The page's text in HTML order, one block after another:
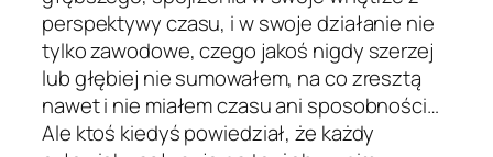
perspektywy czasu, i w swoje działanie nie
tylko zawodowe, czego jakoś nigdy szerzej
lub głębiej nie sumowałem, na co zresztą
nawet i nie miałem czasu ani sposobności…
Ale ktoś kiedyś powiedział, że każdy